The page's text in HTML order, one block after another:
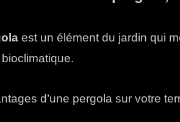
est un élément du jardin qui
d’une pergola sur votre